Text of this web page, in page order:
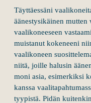
Täyttäessäni
äänestysikäinen
vaalikoneeseen
muistanut kokeneeni
vaalikoneen
niitä, joille halusin
moni asia, esimerkiksi
kanssa
tyypistä. Pidän